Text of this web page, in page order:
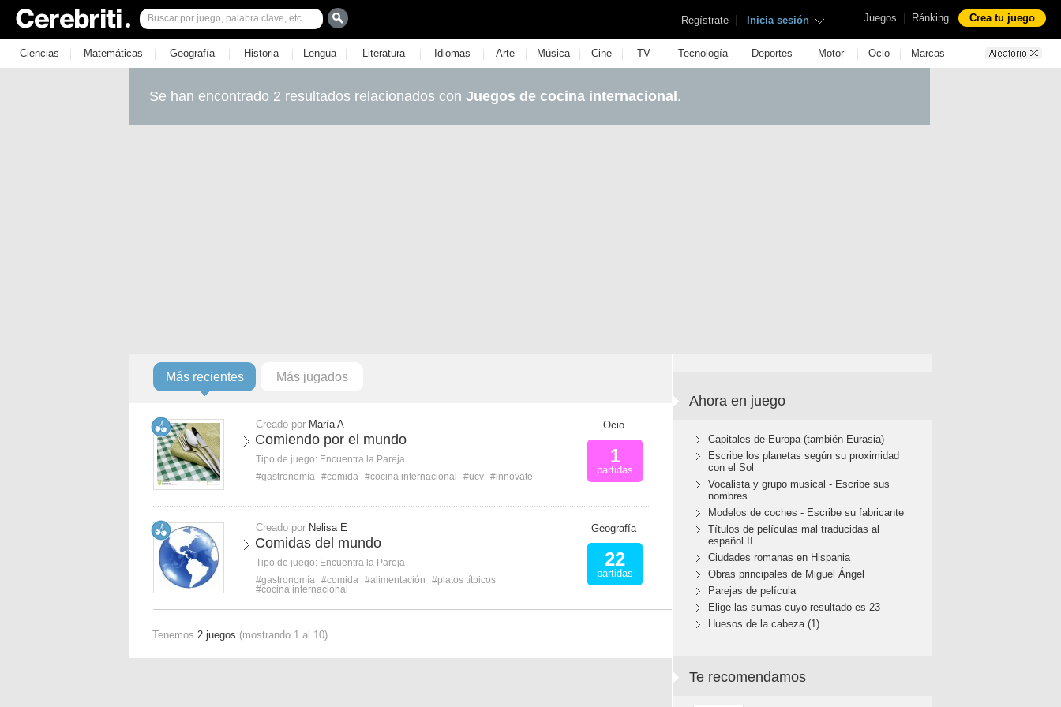
Juegos | Ránking Crea tu juego
Regístrate | Inicia sesión
Ciencias | Matemáticas | Geografía | Historia | Lengua | Literatura | Idiomas | Arte | Música | Cine | TV | Tecnología | Deportes | Motor | Ocio | Marcas
Se han encontrado 2 resultados relacionados con Juegos de cocina internacional .
Más recientes Más jugados
Creado por María A
Comiendo por el mundo
Tipo de juego: Encuentra la Pareja
#gastronomía #comida #cocina internacional #ucv #innovate
Ocio
1
partidas
Creado por Nelisa E
Comidas del mundo
Tipo de juego: Encuentra la Pareja
#gastronomía #comida #alimentación
#platos títpicos
#cocina internacional
Geografía
22
partidas
Tenemos 2 juegos (mostrando 1 al 10)
Ahora en juego
Capitales de Europa (también Eurasia)
Escribe los planetas según su proximidad
con el Sol
Vocalista y grupo musical - Escribe sus
nombres
Modelos de coches - Escribe su fabricante
Títulos de películas mal traducidas al
español II
Ciudades romanas en Hispania
Obras principales de Miguel Ángel
Parejas de película
Elige las sumas cuyo resultado es 23
Huesos de la cabeza (1)
Te recomendamos